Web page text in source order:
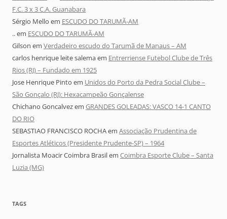
F.C. 3 x 3 C.A. Guanabara
Sérgio Mello em ESCUDO DO TARUMÃ-AM
..em ESCUDO DO TARUMÃ-AM
Gilson em Verdadeiro escudo do Tarumã de Manaus – AM
carlos henrique leite salemaem Entrerriense Futebol Clube de Três
Rios (RJ) – Fundado em 1925
Jose Henrique Pinto em Unidos do Porto da Pedra Social Clube –
São Gonçalo (RJ): Hexacampeão Gonçalense
Chichano Goncalvezem GRANDES GOLEADAS: VASCO 14-1 CANTO
DO RIO
SEBASTIAO FRANCISCO ROCHAem Associação Prudentina de
Esportes Atléticos (Presidente Prudente-SP) – 1964
Jornalista Moacir Coimbra Brasilem Coimbra Esporte Clube – Santa
Luzia (MG)
TAGS